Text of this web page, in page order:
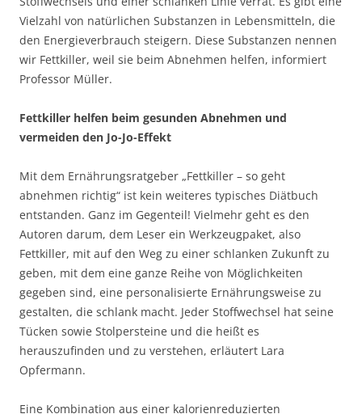
Vielzahl von natürlichen Substanzen in Lebensmitteln, die
den Energieverbrauch steigern. Diese Substanzen nennen
wir Fettkiller, weil sie beim Abnehmen helfen, informiert
Professor Müller.
Fettkiller helfen beim gesunden Abnehmen und
vermeiden den Jo-Jo-Effekt
Mit dem Ernährungsratgeber „Fettkiller – so geht
abnehmen richtig“ ist kein weiteres typisches Diätbuch
entstanden. Ganz im Gegenteil! Vielmehr geht es den
Autoren darum, dem Leser ein Werkzeugpaket, also
Fettkiller, mit auf den Weg zu einer schlanken Zukunft zu
geben, mit dem eine ganze Reihe von Möglichkeiten
gegeben sind, eine personalisierte Ernährungsweise zu
gestalten, die schlank macht. Jeder Stoffwechsel hat seine
Tücken sowie Stolpersteine und die heißt es
herauszufinden und zu verstehen, erläutert Lara
Opfermann.
Eine Kombination aus einer kalorienreduzierten